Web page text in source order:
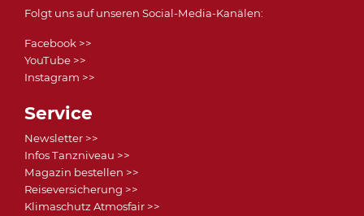
Folgt uns auf unseren Social-Media-Kanälen:
Facebook >>
YouTube >>
Instagram >>
Service
Newsletter >>
Infos Tanzniveau >>
Magazin bestellen >>
Reiseversicherung >>
Klimaschutz Atmosfair >>